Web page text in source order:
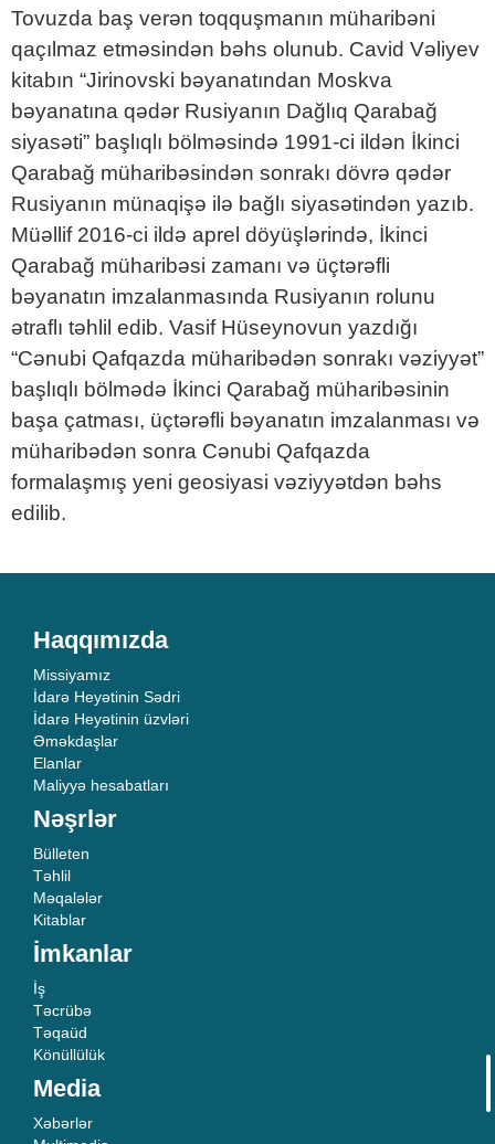
Tovuzda baş verən toqquşmanın müharibəni
qaçılmaz etməsindən bəhs olunub. Cavid Vəliyev
kitabın “Jirinovski bəyanatından Moskva
bəyanatına qədər Rusiyanın Dağlıq Qarabağ
siyasəti” başlıqlı bölməsində 1991-ci ildən İkinci
Qarabağ müharibəsindən sonrakı dövrə qədər
Rusiyanın münaqişə ilə bağlı siyasətindən yazıb.
Müəllif 2016-ci ildə aprel döyüşlərində, İkinci
Qarabağ müharibəsi zamanı və üçtərəfli
bəyanatın imzalanmasında Rusiyanın rolunu
ətraflı təhlil edib. Vasif Hüseynovun yazdığı
“Cənubi Qafqazda müharibədən sonrakı vəziyyət”
başlıqlı bölmədə İkinci Qarabağ müharibəsinin
başa çatması, üçtərəfli bəyanatın imzalanması və
müharibədən sonra Cənubi Qafqazda
formalaşmış yeni geosiyasi vəziyyətdən bəhs
edilib.
Haqqımızda
Missiyamız
İdarə Heyətinin Sədri
İdarə Heyətinin üzvləri
Əməkdaşlar
Elanlar
Maliyyə hesabatları
Nəşrlər
Bülleten
Təhlil
Məqalələr
Kitablar
İmkanlar
İş
Təcrübə
Təqaüd
Könüllülük
Media
Xəbərlər